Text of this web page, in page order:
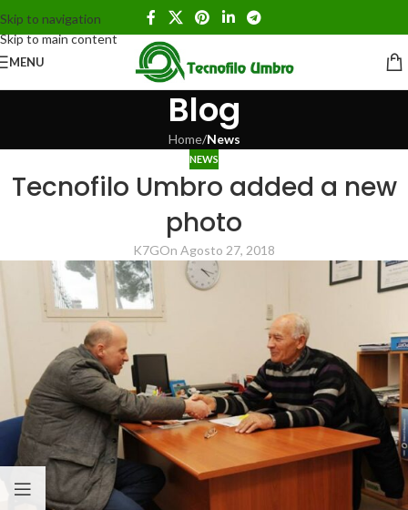
Skip to navigation
Skip to main content
MENU
Blog
Home/News
NEWS
Tecnofilo Umbro added a new
photo
K7GOn Agosto 27, 2018